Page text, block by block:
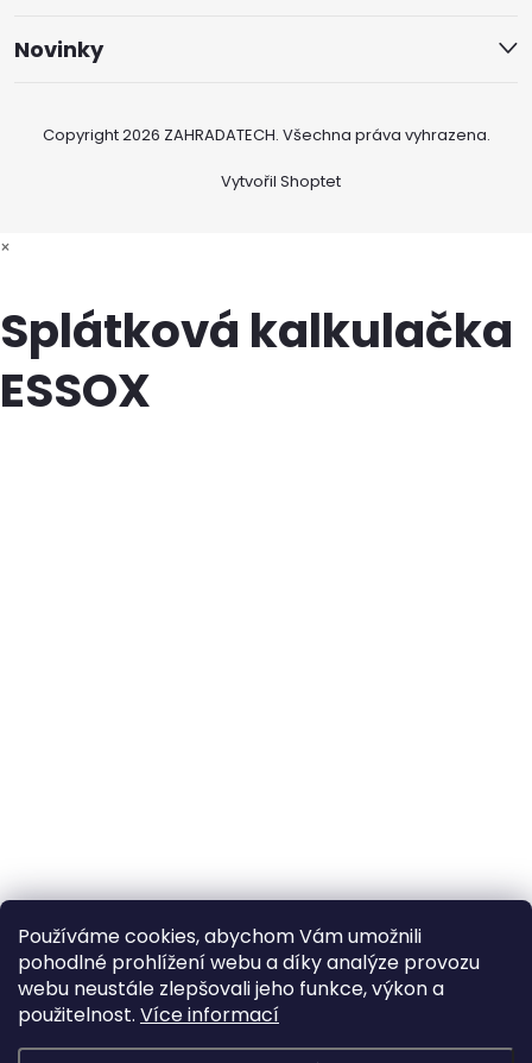
Používáme cookies, abychom Vám umožnili
pohodlné prohlížení webu a díky analýze provozu
webu neustále zlepšovali jeho funkce, výkon a
použitelnost. Více informací
Novinky
Vytvořil Shoptet
Copyright 2026 ZAHRADATECH. Všechna práva vyhrazena.
×
Splátková kalkulačka
ESSOX